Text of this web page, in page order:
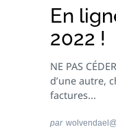
En
2022 !
NE PAS
d’une autre,
factures...
par